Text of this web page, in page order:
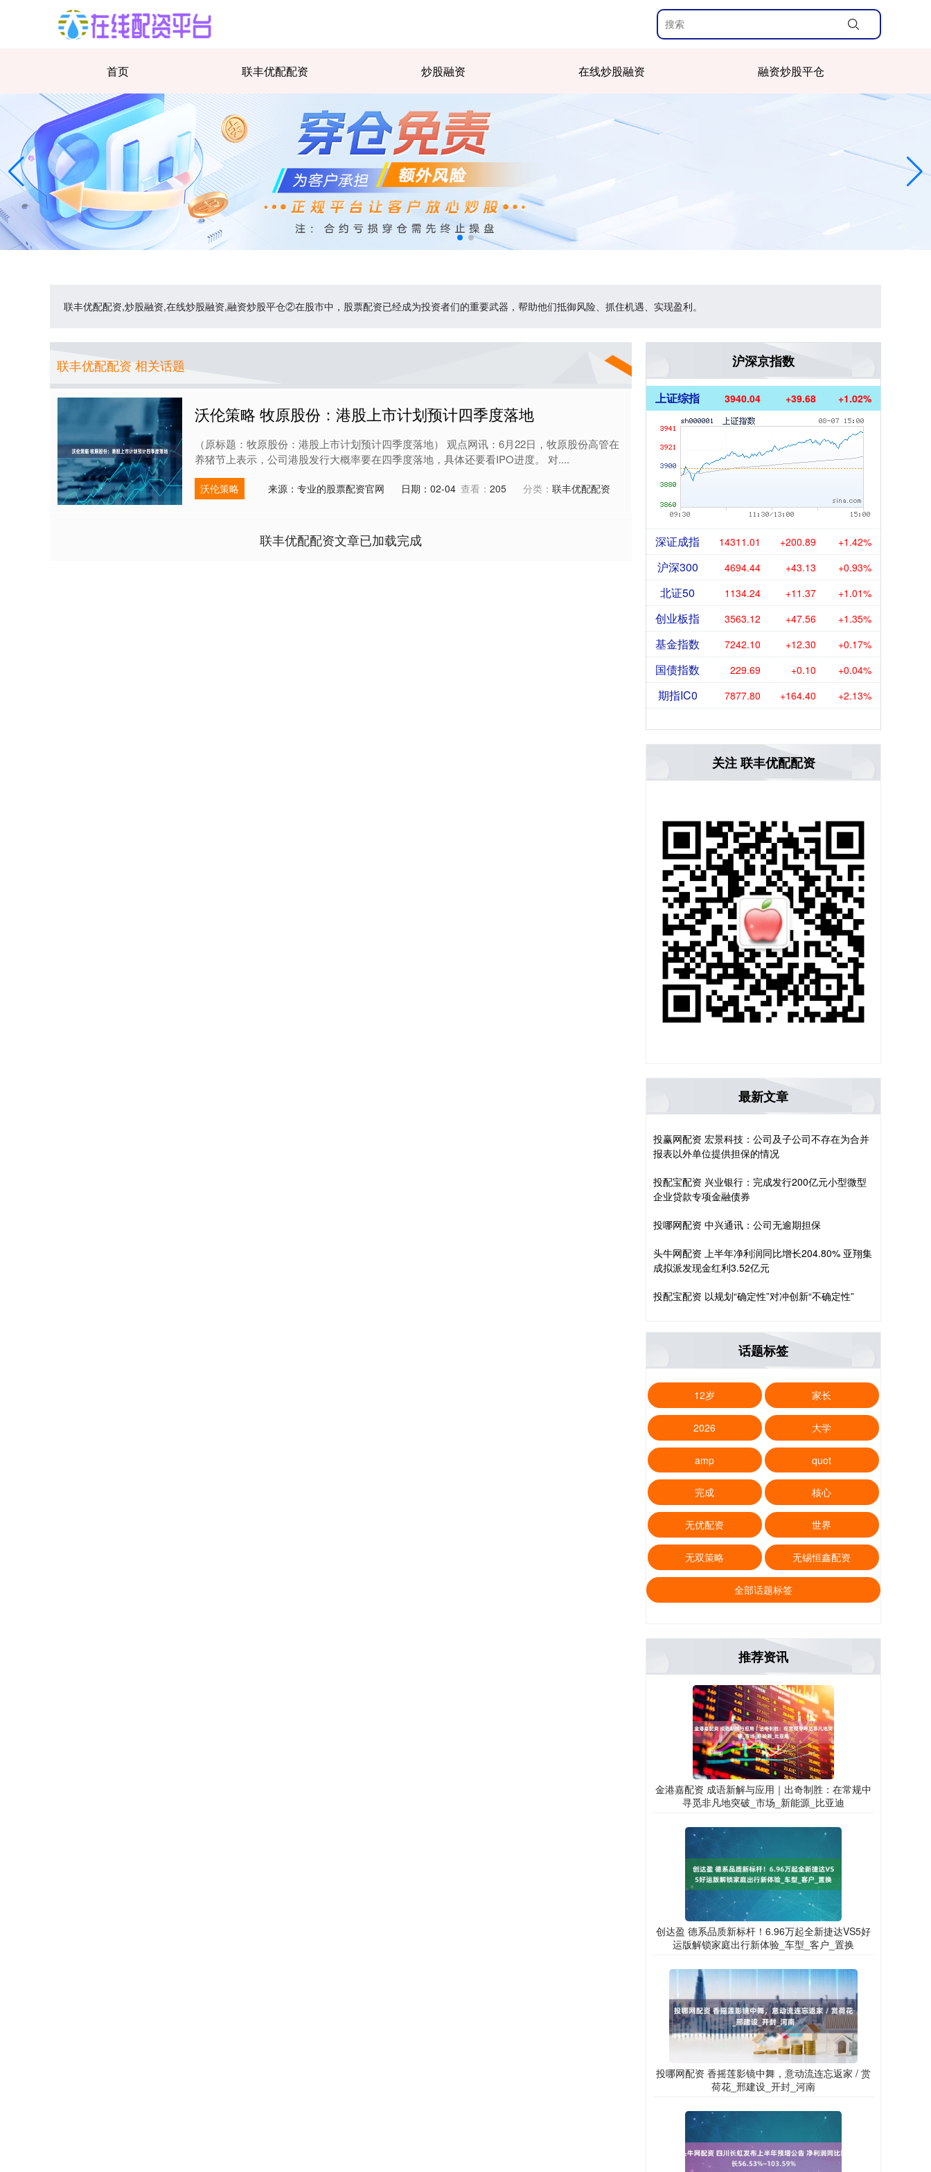
首页 联丰优配配资 炒股融资 在线炒股融资 融资炒股平仓
联丰优配配资,炒股融资,在线炒股融资,融资炒股平仓②在股市中，股票配资已经成为投资者们的重要武器，帮助他们抵御风险、抓住机遇、实现盈利。
联丰优配配资 相关话题
沃伦策略 牧原股份：港股上市计划预计四季度落地
（原标题：牧原股份：港股上市计划预计四季度落地） 观点网讯：6月22日，牧原股份高管在
养猪节上表示，公司港股发行大概率要在四季度落地，具体还要看IPO进度。 对....
沃伦策略 来源：专业的股票配资官网 日期：02-04 查看： 205 分类： 联丰优配配资
联丰优配配资文章已加载完成
沪深京指数
上证综指 3940.04 +39.68 +1.02%
深证成指 14311.01 +200.89 +1.42%
沪深300 4694.44 +43.13 +0.93%
北证50 1134.24 +11.37 +1.01%
创业板指 3563.12 +47.56 +1.35%
基金指数 7242.10 +12.30 +0.17%
国债指数 229.69 +0.10 +0.04%
期指IC0 7877.80 +164.40 +2.13%
关注 联丰优配配资
最新文章
投赢网配资 宏景科技：公司及子公司不存在为合并
报表以外单位提供担保的情况
投配宝配资 兴业银行：完成发行200亿元小型微型
企业贷款专项金融债券
投哪网配资 中兴通讯：公司无逾期担保
头牛网配资 上半年净利润同比增长204.80% 亚翔集
成拟派发现金红利3.52亿元
投配宝配资 以规划“确定性”对冲创新“不确定性”
话题标签
12岁 家长
2026 大学
amp quot
完成 核心
无优配资 世界
无双策略 无锡恒鑫配资
全部话题标签
推荐资讯
金港嘉配资 成语新解与应用｜出奇制胜：在常规中
寻觅非凡地突破_市场_新能源_比亚迪
创达盈 德系品质新标杆！6.96万起全新捷达VS5好
运版解锁家庭出行新体验_车型_客户_置换
投哪网配资 香摇莲影镜中舞，意动流连忘返家 / 赏
荷花_邢建设_开封_河南